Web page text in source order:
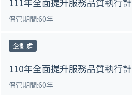
保管期間:60年
企劃處
110年全面提升服務品質執行
保管期間:60年